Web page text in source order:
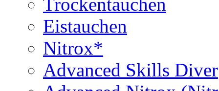
Eistauchen
Nitrox*
Advanced Skills Diver